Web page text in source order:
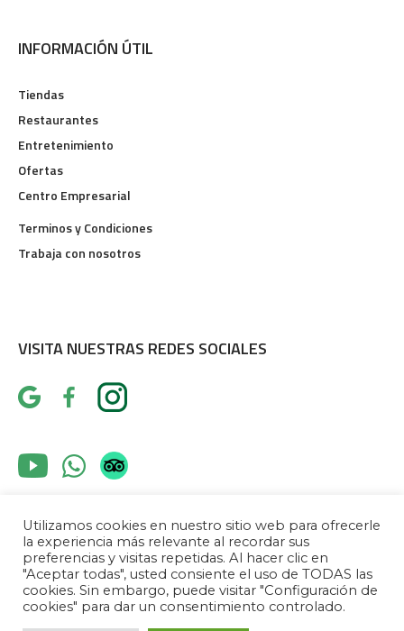
INFORMACIÓN ÚTIL
Tiendas
Restaurantes
Entretenimiento
Ofertas
Centro Empresarial
Terminos y Condiciones
Trabaja con nosotros
VISITA NUESTRAS REDES SOCIALES
Instructivo uso parqueadero
Politicas de Privacidad
Utilizamos cookies en nuestro sitio web para ofrecerle
la experiencia más relevante al recordar sus
preferencias y visitas repetidas. Al hacer clic en
"Aceptar todas", usted consiente el uso de TODAS las
cookies. Sin embargo, puede visitar "Configuración de
cookies" para dar un consentimiento controlado.